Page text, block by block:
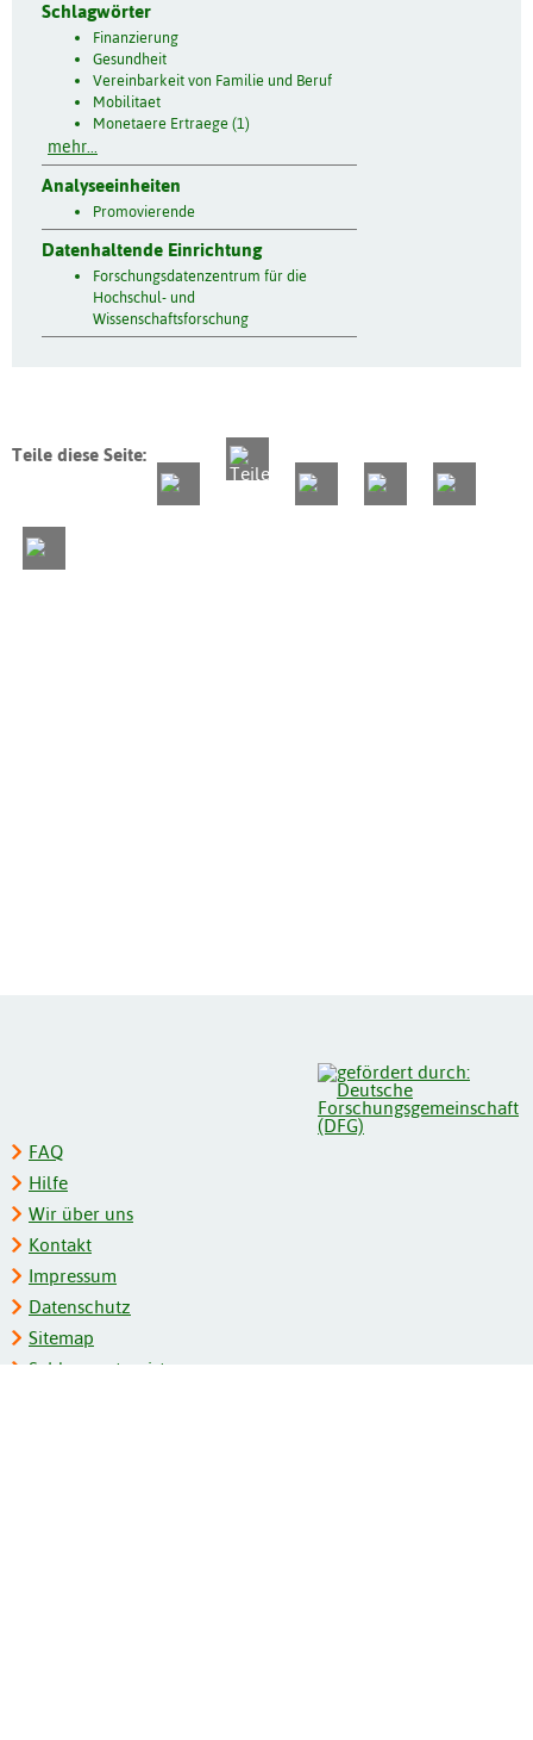
Schlagwörter
Finanzierung
Gesundheit
Vereinbarkeit von Familie und Beruf
Mobilitaet
Monetaere Ertraege (1)
mehr...
Analyseeinheiten
Promovierende
Datenhaltende Einrichtung
Forschungsdatenzentrum für die
Hochschul- und
Wissenschaftsforschung
Teile diese Seite:
FAQ
Hilfe
Wir über uns
Kontakt
Impressum
Datenschutz
Sitemap
Schlagwortregister